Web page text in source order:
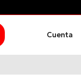
Cuenta